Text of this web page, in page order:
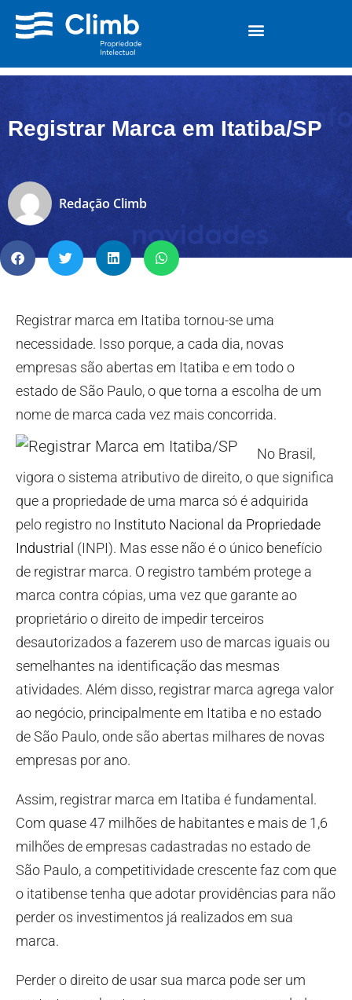
Registrar Marca em Itatiba/SP
Redação Climb
Registrar marca em Itatiba tornou-se uma
necessidade. Isso porque, a cada dia, novas
empresas são abertas em Itatiba e em todo o
estado de São Paulo, o que torna a escolha de um
nome de marca cada vez mais concorrida.
No Brasil,
vigora o sistema atributivo de direito, o que significa
que a propriedade de uma marca só é adquirida
pelo registro no Instituto Nacional da Propriedade
Industrial (INPI). Mas esse não é o único benefício
de registrar marca. O registro também protege a
marca contra cópias, uma vez que garante ao
proprietário o direito de impedir terceiros
desautorizados a fazerem uso de marcas iguais ou
semelhantes na identificação das mesmas
atividades. Além disso, registrar marca agrega valor
ao negócio, principalmente em Itatiba e no estado
de São Paulo, onde são abertas milhares de novas
empresas por ano.
Assim, registrar marca em Itatiba é fundamental.
Com quase 47 milhões de habitantes e mais de 1,6
milhões de empresas cadastradas no estado de
São Paulo, a competitividade crescente faz com que
o itatibense tenha que adotar providências para não
perder os investimentos já realizados em sua
marca.
Perder o direito de usar sua marca pode ser um